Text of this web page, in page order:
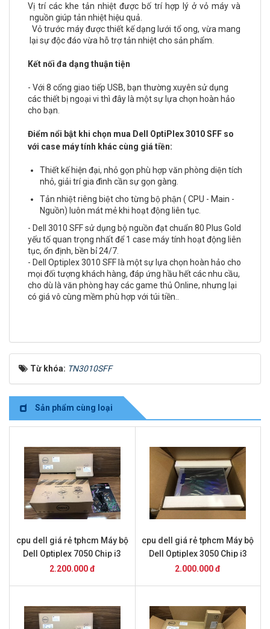
Vị trí các khe tản nhiệt được bố trí hợp lý ở vỏ máy và
nguồn giúp tản nhiệt hiệu quả.
Vỏ trước máy được thiết kế dạng lưới tổ ong, vừa mang
lại sự độc đáo vừa hỗ trợ tản nhiệt cho sản phẩm.
Kết nối đa dạng thuận tiện
- Với 8 cổng giao tiếp USB, bạn thường xuyên sử dụng
các thiết bị ngoại vi thì đây là một sự lựa chọn hoàn hảo
cho bạn.
Điểm nổi bật khi chọn mua Dell OptiPlex 3010 SFF so
với case máy tính khác cùng giá tiền:
Thiết kế hiện đại, nhỏ gọn phù hợp văn phòng diện tích
nhỏ, giải trí gia đình cần sự gọn gàng.
Tản nhiệt riêng biệt cho từng bộ phận ( CPU - Main -
Nguồn) luôn mát mẻ khi hoạt động liên tục.
- Dell 3010 SFF sử dụng bộ nguồn đạt chuẩn 80 Plus Gold
yếu tố quan trọng nhất để 1 case máy tính hoạt động liên
tục, ổn định, bền bỉ 24/7.
- Dell Optiplex 3010 SFF là một sự lựa chọn hoàn hảo cho
mọi đối tượng khách hàng, đáp ứng hầu hết các nhu cầu,
cho dù là văn phòng hay các game thủ Online, nhưng lại
có giá vô cùng mềm phù hợp với túi tiền..
Từ khóa: TN3010SFF
Sản phẩm cùng loại
cpu dell giá rẻ tphcm Máy bộ
Dell Optiplex 7050 Chip i3
7100 + 4Gb ram + ssd 128
2.200.000 đ
cpu dell giá rẻ tphcm Máy bộ
Dell Optiplex 3050 Chip i3
6100 + 4Gb ram + ssd 128
2.000.000 đ